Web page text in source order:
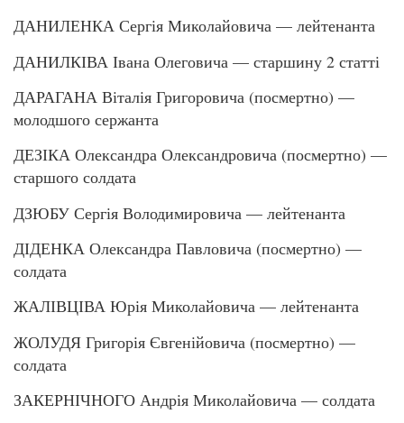
ДАНИЛЕНКА Сергія Миколайовича — лейтенанта
ДАНИЛКІВА Івана Олеговича — старшину 2 статті
ДАРАГАНА Віталія Григоровича (посмертно) —
молодшого сержанта
ДЕЗІКА Олександра Олександровича (посмертно) —
старшого солдата
ДЗЮБУ Сергія Володимировича — лейтенанта
ДІДЕНКА Олександра Павловича (посмертно) —
солдата
ЖАЛІВЦІВА Юрія Миколайовича — лейтенанта
ЖОЛУДЯ Григорія Євгенійовича (посмертно) —
солдата
ЗАКЕРНІЧНОГО Андрія Миколайовича — солдата